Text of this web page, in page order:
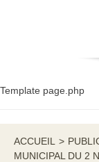
Template page.php
ACCUEIL >
MUNICIPAL DU 2